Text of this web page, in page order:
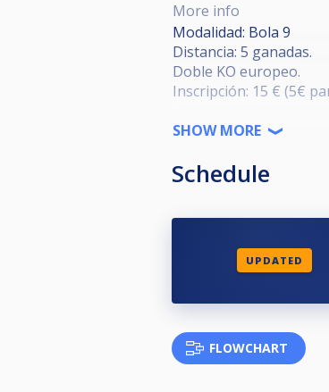
More info
Modalidad: Bola 9
Distancia: 5 ganadas.
Doble KO europeo.
Inscripción: 15 € (5€
* Valedero para
Durante cada
Al cierre del semestre:
2º a 4º clasificado:
Trofeo + Plaza
5º a 8º Plaza Absoluto
Mejor Clasificado 3ª
SHOW MORE
Schedule
UPDATED
FLOWCHART